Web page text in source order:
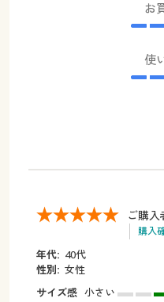
お
使
ご購入
購入
年代: 40代
性別: 女性
サイズ感 小さい